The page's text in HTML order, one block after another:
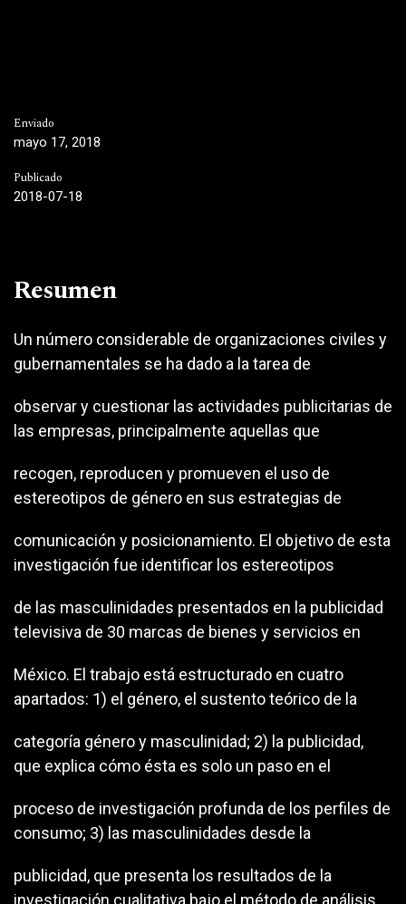
Enviado
mayo 17, 2018
Publicado
2018-07-18
Resumen
Un número considerable de organizaciones civiles y
gubernamentales se ha dado a la tarea de
observar y cuestionar las actividades publicitarias de
las empresas, principalmente aquellas que
recogen, reproducen y promueven el uso de
estereotipos de género en sus estrategias de
comunicación y posicionamiento. El objetivo de esta
investigación fue identificar los estereotipos
de las masculinidades presentados en la publicidad
televisiva de 30 marcas de bienes y servicios en
México. El trabajo está estructurado en cuatro
apartados: 1) el género, el sustento teórico de la
categoría género y masculinidad; 2) la publicidad,
que explica cómo ésta es solo un paso en el
proceso de investigación profunda de los perfiles de
consumo; 3) las masculinidades desde la
publicidad, que presenta los resultados de la
investigación cualitativa bajo el método de análisis